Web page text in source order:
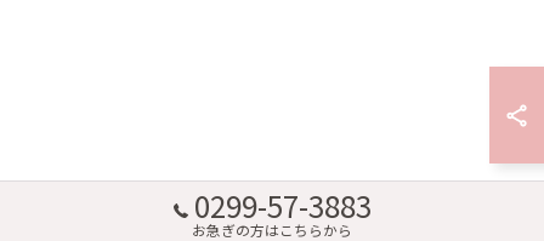
0299-57-3883
お急ぎの方はこちらから